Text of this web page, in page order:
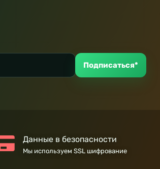
Подписаться*
Данные в безопасности
Мы используем SSL шифрование